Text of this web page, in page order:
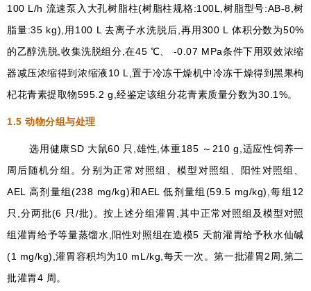
100 L/h 流速泵入大孔树脂柱(树脂柱规格:100L,树脂型号:AB-8,树
脂量:35 kg),用100 L 去离子水洗脱后,再用300 L 体积分数为50%
的乙醇洗脱,收集洗脱组分,在45 ℃、 -0.07 MPa条件下用双效浓缩
器减压浓缩得到浓缩液10 L,置于冷冻干燥机中冷冻干燥得到黑果枸
杞花青素提取物595.2 g,经鉴定该组分花青素质量分数为30.1%。
1.5动物分组与处理
选用健康SD 大鼠60 只,雄性,体重185 ～210 g,适应性饲养一
周后随机分组。分别为正常对照组、模型对照组、阳性对照组、
AEL 高剂量组(238 mg/kg)和AEL 低剂量组(59.5 mg/kg),每组12
只,分两批(6 只/批)。按上述分组灌胃,其中正常对照组及模型对照
组灌胃给予等量蒸馏水,阳性对照组在造模5 天前灌胃给予秋水仙碱
(1 mg/kg),灌胃容积均为10 mL/kg,每天一次。第一批灌胃2周,第二
批灌胃4 周。